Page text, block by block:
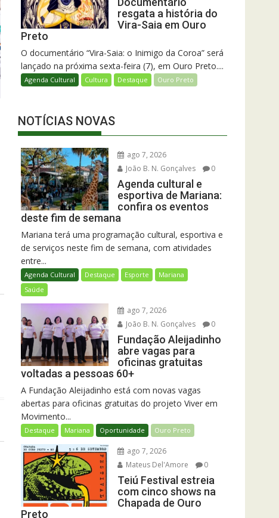
resgata a história do
Vira-Saia em Ouro
Preto
O documentário “Vira-Saia: o Inimigo da Coroa” será
lançado na próxima sexta-feira (7), em Ouro Preto....
Agenda Cultural Cultura Destaque Ouro Preto
NOTÍCIAS NOVAS
ago 7, 2026
João B. N. Gonçalves
0
Agenda cultural e
esportiva de Mariana:
confira os eventos
deste fim de semana
Mariana terá uma programação cultural, esportiva e
de serviços neste fim de semana, com atividades
entre...
Agenda Cultural Destaque Esporte
Mariana
Saúde
ago 7, 2026
João B. N. Gonçalves
0
Fundação Aleijadinho
abre vagas para
oficinas gratuitas
voltadas a pessoas 60+
A Fundação Aleijadinho está com novas vagas
abertas para oficinas gratuitas do projeto Viver em
Movimento...
Destaque Mariana Oportunidade Ouro Preto
ago 7, 2026
Mateus Del'Amore
0
Teiú Festival estreia
com cinco shows na
Chapada de Ouro
Preto